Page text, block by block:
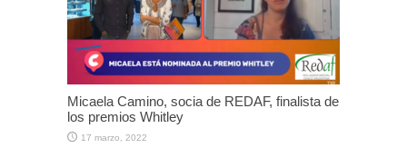
Micaela Camino, socia de REDAF, finalista de
los premios Whitley
17 marzo, 2022